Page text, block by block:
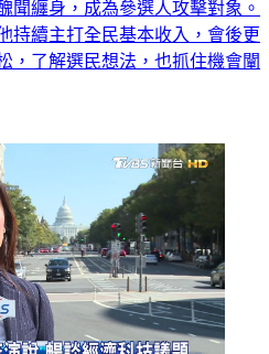
聞纏身，成為參選人攻擊對象。
持續主打全民基本收入，會後更
，了解選民想法，也抓住機會闡